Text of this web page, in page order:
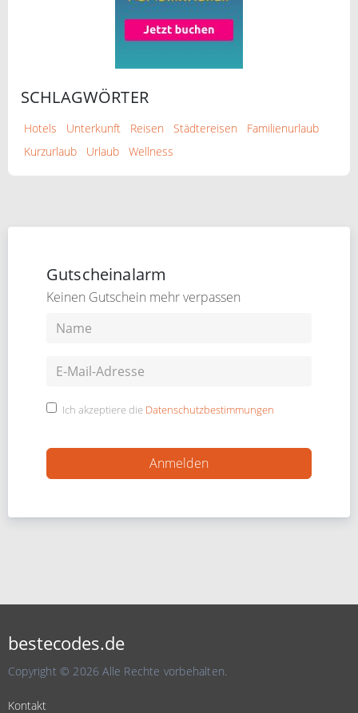
SCHLAGWÖRTER
Hotels Unterkunft Reisen Städtereisen
Familienurlaub
Kurzurlaub
Urlaub Wellness
Gutscheinalarm
Keinen Gutschein mehr verpassen
Ich akzeptiere die Datenschutzbestimmungen
bestecodes.de
Copyright © 2026 Alle Rechte vorbehalten.
Kontakt